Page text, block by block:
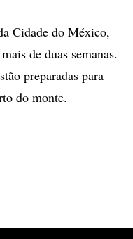
Cidade do México,
de duas semanas.
preparadas para
do monte.